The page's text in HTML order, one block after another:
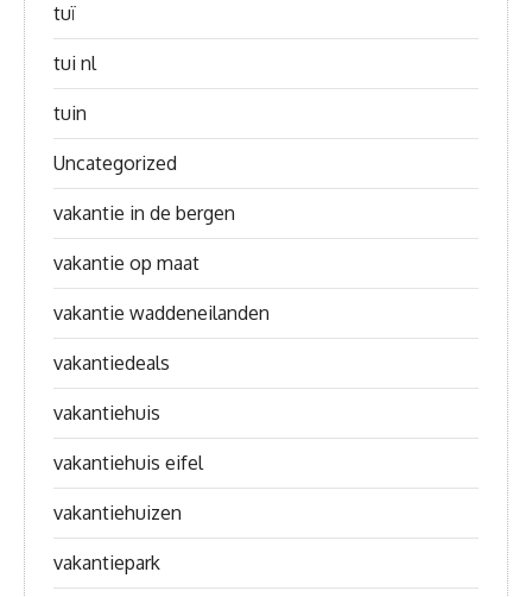
tuï
tui nl
tuin
Uncategorized
vakantie in de bergen
vakantie op maat
vakantie waddeneilanden
vakantiedeals
vakantiehuis
vakantiehuis eifel
vakantiehuizen
vakantiepark